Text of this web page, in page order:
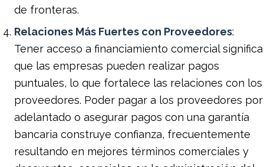
de fronteras.
Relaciones Más Fuertes con Proveedores:
Tener acceso a financiamiento comercial significa
que las empresas pueden realizar pagos
puntuales, lo que fortalece las relaciones con los
proveedores. Poder pagar a los proveedores por
adelantado o asegurar pagos con una garantía
bancaria construye confianza, frecuentemente
resultando en mejores términos comerciales y